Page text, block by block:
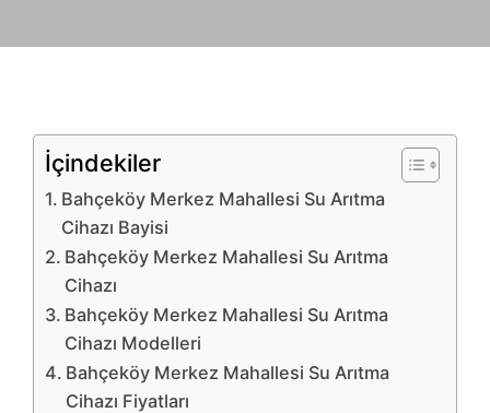
İçindekiler
Bahçeköy Merkez Mahallesi Su Arıtma
Cihazı Bayisi
Bahçeköy Merkez Mahallesi Su Arıtma
Cihazı
Bahçeköy Merkez Mahallesi Su Arıtma
Cihazı Modelleri
Bahçeköy Merkez Mahallesi Su Arıtma
Cihazı Fiyatları